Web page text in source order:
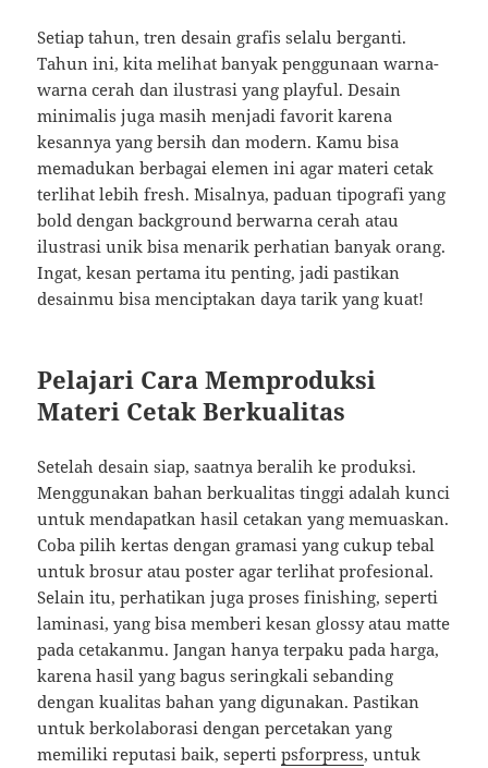
Setiap tahun, tren desain grafis selalu berganti.
Tahun ini, kita melihat banyak penggunaan warna-
warna cerah dan ilustrasi yang playful. Desain
minimalis juga masih menjadi favorit karena
kesannya yang bersih dan modern. Kamu bisa
memadukan berbagai elemen ini agar materi cetak
terlihat lebih fresh. Misalnya, paduan tipografi yang
bold dengan background berwarna cerah atau
ilustrasi unik bisa menarik perhatian banyak orang.
Ingat, kesan pertama itu penting, jadi pastikan
desainmu bisa menciptakan daya tarik yang kuat!
Pelajari Cara Memproduksi
Materi Cetak Berkualitas
Setelah desain siap, saatnya beralih ke produksi.
Menggunakan bahan berkualitas tinggi adalah kunci
untuk mendapatkan hasil cetakan yang memuaskan.
Coba pilih kertas dengan gramasi yang cukup tebal
untuk brosur atau poster agar terlihat profesional.
Selain itu, perhatikan juga proses finishing, seperti
laminasi, yang bisa memberi kesan glossy atau matte
pada cetakanmu. Jangan hanya terpaku pada harga,
karena hasil yang bagus seringkali sebanding
dengan kualitas bahan yang digunakan. Pastikan
untuk berkolaborasi dengan percetakan yang
memiliki reputasi baik, sepertipsforpress, untuk